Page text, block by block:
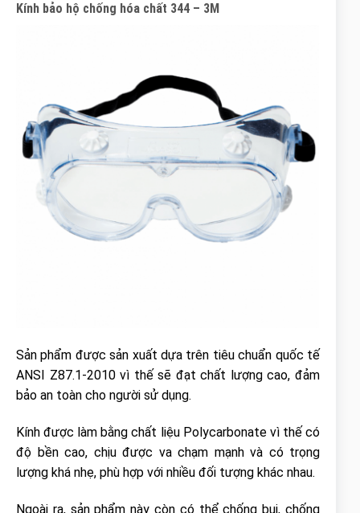
Kính bảo hộ chống hóa chất 344 – 3M
Sản phẩm được sản xuất dựa trên tiêu chuẩn quốc tế
ANSI Z87.1-2010 vì thế sẽ đạt chất lượng cao, đảm
bảo an toàn cho người sử dụng.
Kính được làm bằng chất liệu Polycarbonate vì thế có
độ bền cao, chịu được va chạm mạnh và có trọng
lượng khá nhẹ, phù hợp với nhiều đối tượng khác nhau.
Ngoài ra, sản phẩm này còn có thể chống bụi, chống